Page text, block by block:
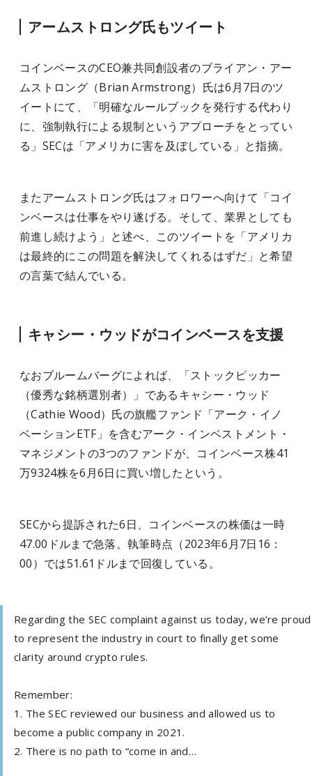
アームストロング氏もツイート
コインベースのCEO兼共同創設者のブライアン・アー
ムストロング（Brian Armstrong）氏は6月7日のツ
イートにて、「明確なルールブックを発行する代わり
に、強制執行による規制というアプローチをとってい
る」SECは「アメリカに害を及ぼしている」と指摘。
またアームストロング氏はフォロワーへ向けて「コイ
ンベースは仕事をやり遂げる。そして、業界としても
前進し続けよう」と述べ、このツイートを「アメリカ
は最終的にこの問題を解決してくれるはずだ」と希望
の言葉で結んでいる。
キャシー・ウッドがコインベースを支援
なおブルームバーグによれば、「ストックピッカー
（優秀な銘柄選別者）」であるキャシー・ウッド
（Cathie Wood）氏の旗艦ファンド「アーク・イノ
ベーションETF」を含むアーク・インベストメント・
マネジメントの3つのファンドが、コインベース株41
万9324株を6月6日に買い増したという。
SECから提訴された6日、コインベースの株価は一時
47.00ドルまで急落。執筆時点（2023年6月7日16：
00）では51.61ドルまで回復している。
Regarding the SEC complaint against us today, we’re proud
to represent the industry in court to finally get some
clarity around crypto rules.
Remember:
1. The SEC reviewed our business and allowed us to
become a public company in 2021.
2. There is no path to “come in and…